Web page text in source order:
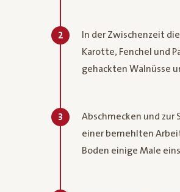
2
In der Zwischenzeit
Karotte, Fenchel und
gehackten Walnüsse
3
Abschmecken und zur
einer bemehlten
Boden einige Male